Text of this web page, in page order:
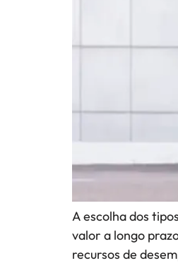
A escolha dos
valor a longo
recursos de